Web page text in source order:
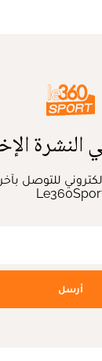
النشرة
للتوصل بآخر
أرسل